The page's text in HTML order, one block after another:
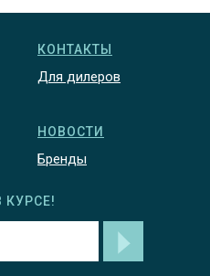
КОНТАКТЫ
Для дилеров
НОВОСТИ
Бренды
КУРСЕ!